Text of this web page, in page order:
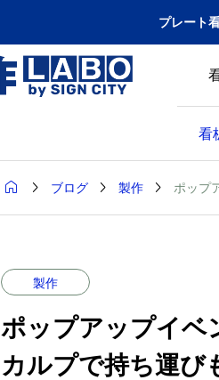
プレート
看
  ブログ  製作  ポップ
製作
ポップアップイベ
カルプで持ち運び